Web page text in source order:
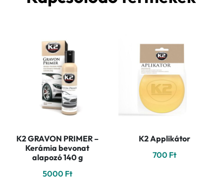
K2 GRAVON PRIMER –
Kerámia bevonat
alapozó 140 g
5000 Ft
K2 Applikátor
700 Ft